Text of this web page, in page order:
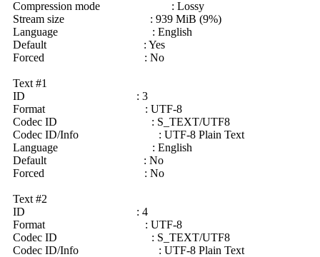
Compression mode : Lossy
Stream size : 939 MiB (9%)
Language : English
Default : Yes
Forced : No
Text #1
ID : 3
Format : UTF-8
Codec ID : S_TEXT/UTF8
Codec ID/Info : UTF-8 Plain Text
Language : English
Default : No
Forced : No
Text #2
ID : 4
Format : UTF-8
Codec ID : S_TEXT/UTF8
Codec ID/Info : UTF-8 Plain Text